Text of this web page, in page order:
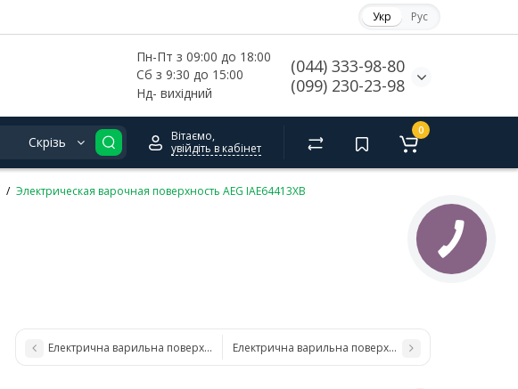
Укр Рус
Пн-Пт з 09:00 до 18:00
Сб з 9:30 до 15:00
Нд- вихідний
(044) 333-98-80
(099) 230-23-98
Скрізь
Вітаємо,
увійдіть в кабінет
0
Электрическая варочная поверхность AEG IAE64413XB
Електрична варильна поверхня AEG IAE84881FBЕлектрична варильна поверхня AEG IKE64441FB